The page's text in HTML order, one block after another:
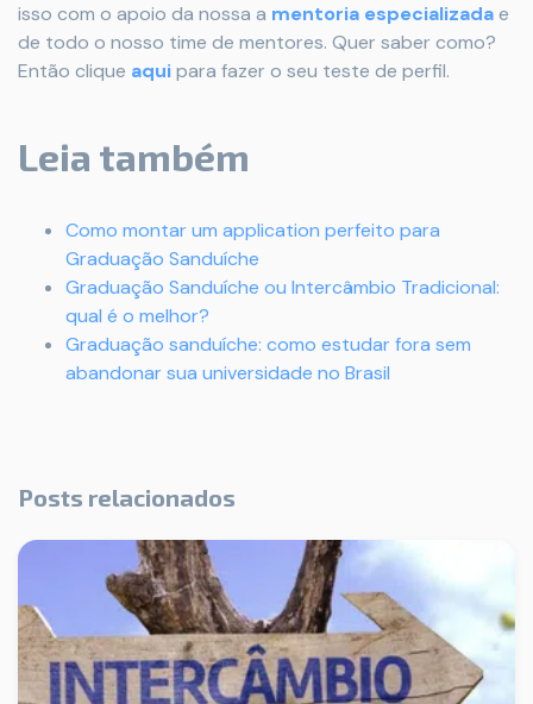
isso com o apoio da nossa a mentoria especializadae
de todo o nosso time de mentores. Quer saber como?
Então clique aquipara fazer o seu teste de perfil.
Leia também
Como montar um application perfeito para
Graduação Sanduíche
Graduação Sanduíche ou Intercâmbio Tradicional:
qual é o melhor?
Graduação sanduíche: como estudar fora sem
abandonar sua universidade no Brasil
Posts relacionados